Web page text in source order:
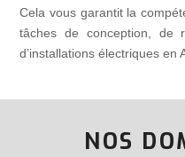
Cela vous garantit la
tâches de conception, de
d’installations électriques en
NOS